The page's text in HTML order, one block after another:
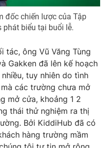
đốc chiến lược của Tập
phát biểu tại buổi lễ.
tác, ông Vũ Văng Tùng
Gakken đã lên kế hoạch
tuy nhiên do tình
các trường chưa mở
mở cửa, khoảng 1 2
thái thử nghiệm ra thị
Bởi KiddiHub đã có
hàng trường mầm